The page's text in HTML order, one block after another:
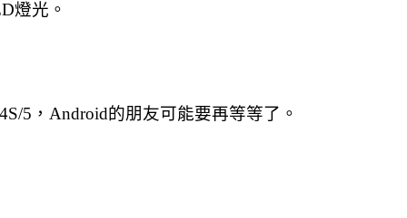
燈光。
5，Android的朋友可能要再等等了。